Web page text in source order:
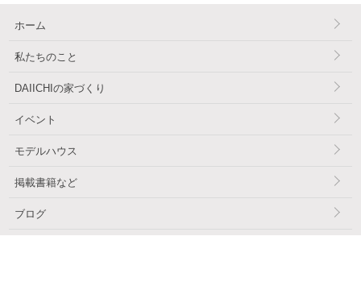
ホーム
私たちのこと
DAIICHIの家づくり
イベント
モデルハウス
掲載書籍など
ブログ